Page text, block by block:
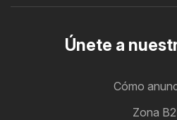
Únete a
Cómo
Zona